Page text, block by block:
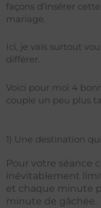
façons d’insérer
mariage.
Ici, je vais surtout
différer.
Voici pour moi 4
couple un peu plus
1) Une destination
Pour votre séance
inévitablement
et chaque minute
minute de gâchée.